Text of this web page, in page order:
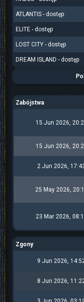
ATLANTIS - dostęp
ELITE - dostęp
LOST CITY - dostęp
DREAM ISLAND - dostęp
Zabójstwa
15 Jun 2026,
15 Jun 2026,
2 Jun 2026,
25 May 2026,
23 Mar 2026,
Zgony
9 Jun 2026,
8 Jun 2026,